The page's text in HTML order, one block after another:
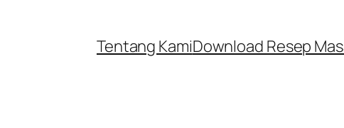
Tentang KamiDownload Resep